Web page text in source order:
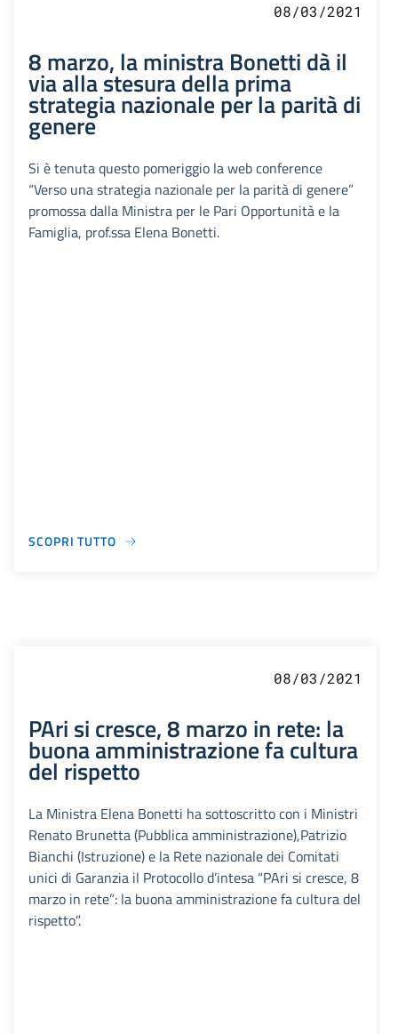
08/03/2021
8 marzo, la ministra Bonetti dà il
via alla stesura della prima
strategia nazionale per la parità di
genere
Si è tenuta questo pomeriggio la web conference
“Verso una strategia nazionale per la parità di genere”
promossa dalla Ministra per le Pari Opportunità e la
Famiglia, prof.ssa Elena Bonetti.
SCOPRI TUTTO
08/03/2021
PAri si cresce, 8 marzo in rete: la
buona amministrazione fa cultura
del rispetto
La Ministra Elena Bonetti ha sottoscritto con i Ministri
Renato Brunetta (Pubblica amministrazione),Patrizio
Bianchi (Istruzione) e la Rete nazionale dei Comitati
unici di Garanzia il Protocollo d’intesa “PAri si cresce, 8
marzo in rete”: la buona amministrazione fa cultura del
rispetto”.